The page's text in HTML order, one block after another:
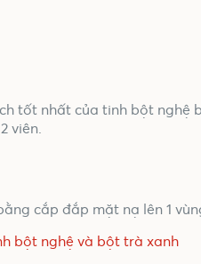
tốt nhất của tinh bột nghệ
viên.
cắp đắp mặt nạ lên 1
bột nghệ và bột trà xanh